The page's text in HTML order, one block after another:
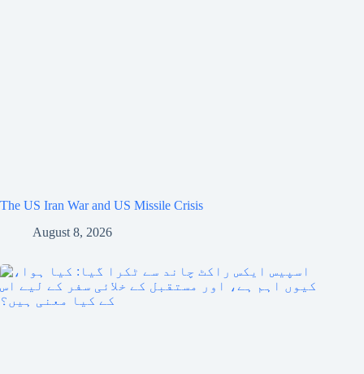
The US Iran War and US Missile Crisis
August 8, 2026